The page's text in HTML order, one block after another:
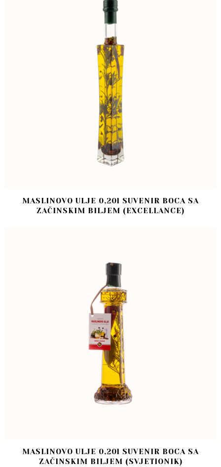
MASLINOVO ULJE 0,20l SUVENIR BOCA SA
ZAČINSKIM BILJEM (EXCELLANCE)
MASLINOVO ULJE 0,20l SUVENIR BOCA SA
ZAČINSKIM BILJEM (SVJETIONIK)